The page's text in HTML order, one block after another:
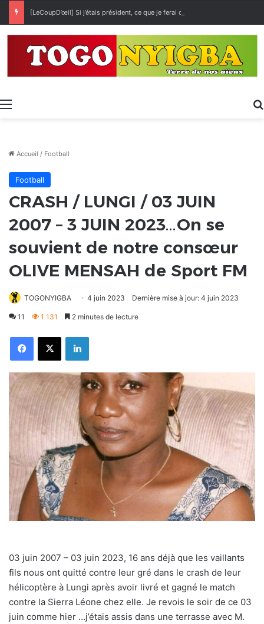
[LeCoupD’œil] Si j’étais président, ce que je ferai des « Évalas »
Menu
Accueil / Football
Football
CRASH / LUNGI / 03 JUIN
2007 – 3 JUIN 2023…On se
souvient de notre consœur
OLIVE MENSAH de Sport FM
TOGONYIGBA 4 juin 2023 Dernière mise à jour: 4 juin 2023
11 1 131 2 minutes de lecture
FacebookX Linkedin
03 juin 2007 – 03 juin 2023, 16 ans déjà que les vaillants
fils nous ont quitté contre leur gré dans le crash de leur
hélicoptère à Lungi après avoir livré et gagné le match
contre la Sierra Léone chez elle. Je revois le soir de ce 03
juin comme hier …j’étais assis dans une terrasse avec M.